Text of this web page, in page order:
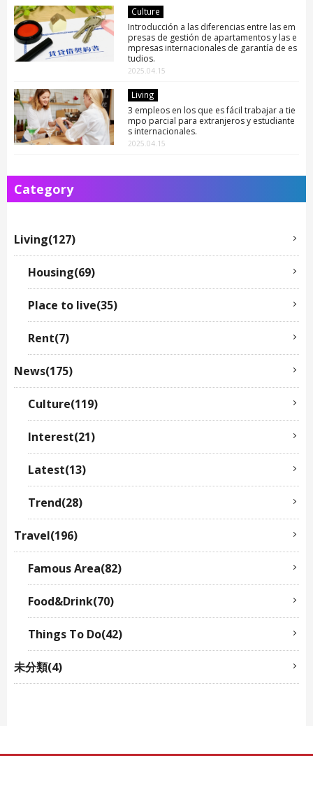
Culture
Introducción a las diferencias entre las em
presas de gestión de apartamentos y las e
mpresas internacionales de garantía de es
tudios.
2025.04.15
Living
3 empleos en los que es fácil trabajar a tie
mpo parcial para extranjeros y estudiante
s internacionales.
2025.04.15
Category
Living(127)
Housing(69)
Place to live(35)
Rent(7)
News(175)
Culture(119)
Interest(21)
Latest(13)
Trend(28)
Travel(196)
Famous Area(82)
Food&Drink(70)
Things To Do(42)
未分類(4)